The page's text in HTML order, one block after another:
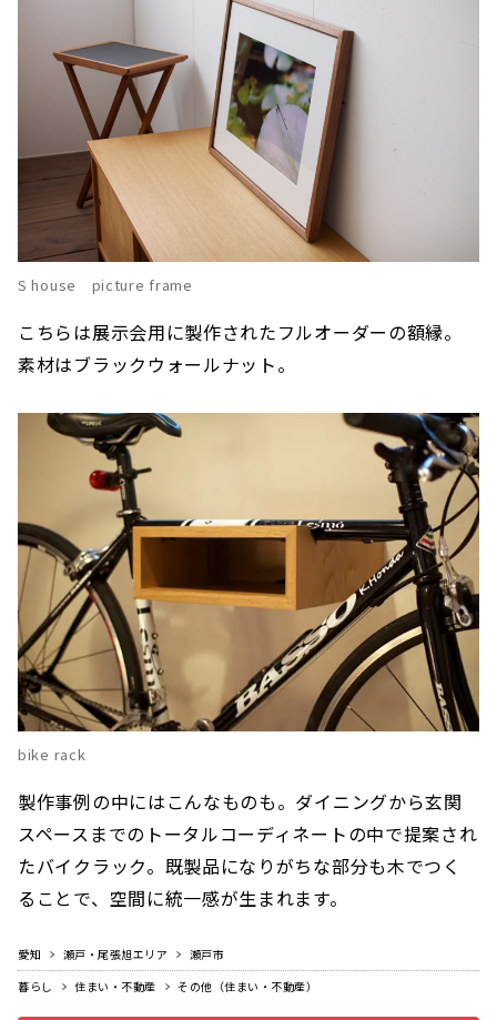
S house picture frame
こちらは展示会用に製作されたフルオーダーの額縁。
素材はブラックウォールナット。
bike rack
製作事例の中にはこんなものも。ダイニングから玄関
スペースまでのトータルコーディネートの中で提案され
たバイクラック。既製品になりがちな部分も木でつく
ることで、空間に統一感が生まれます。
愛知 瀬戸・尾張旭エリア
瀬戸市
暮らし
住まい・不動産 その他（住まい・不動産）